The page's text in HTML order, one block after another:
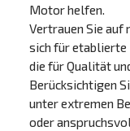
Motor helfen.
Vertrauen Sie auf
sich für
die für Qualität
Berücksichtigen
unter extremen
oder